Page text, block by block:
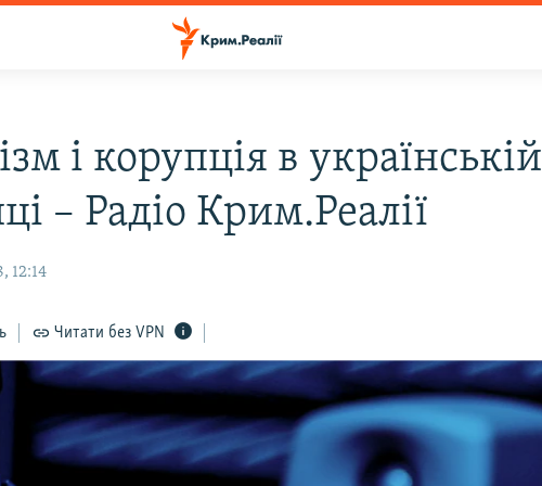
і корупція в українській
– Радіо Крим.Реалії
12:14
Читати без VPN